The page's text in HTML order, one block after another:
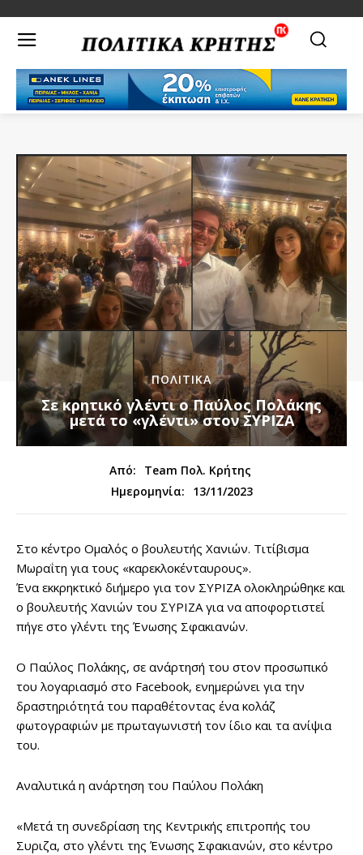
ΠΟΛΙΤΙΚΑ
Σε κρητικό γλέντι ο Παύλος Πολάκης
μετά το «γλέντι» στον ΣΥΡΙΖΑ
Από:
Team Πολ. Κρήτης
Ημερομηνία:
13/11/2023
Στο κέντρο Ομαλός ο βουλευτής Χανιών. Τιτίβισμα
Μωραΐτη για τους «καρεκλοκένταυρους».
Ένα εκκρηκτικό διήμερο για τον ΣΥΡΙΖΑ ολοκληρώθηκε και
ο βουλευτής Χανιών του ΣΥΡΙΖΑ για να αποφορτιστεί
πήγε στο γλέντι της Ένωσης Σφακιανών.
Ο Παύλος Πολάκης, σε ανάρτησή του στον προσωπικό
του λογαριασμό στο Facebook, ενημερώνει για την
δραστηριότητά του παραθέτοντας ένα κολάζ
φωτογραφιών με πρωταγωνιστή τον ίδιο και τα ανίψια
του.
Αναλυτικά η ανάρτηση του Παύλου Πολάκη
«Μετά τη συνεδρίαση της Κεντρικής επιτροπής του
Συριζα, στο γλέντι της Ένωσης Σφακιανών, στο κέντρο